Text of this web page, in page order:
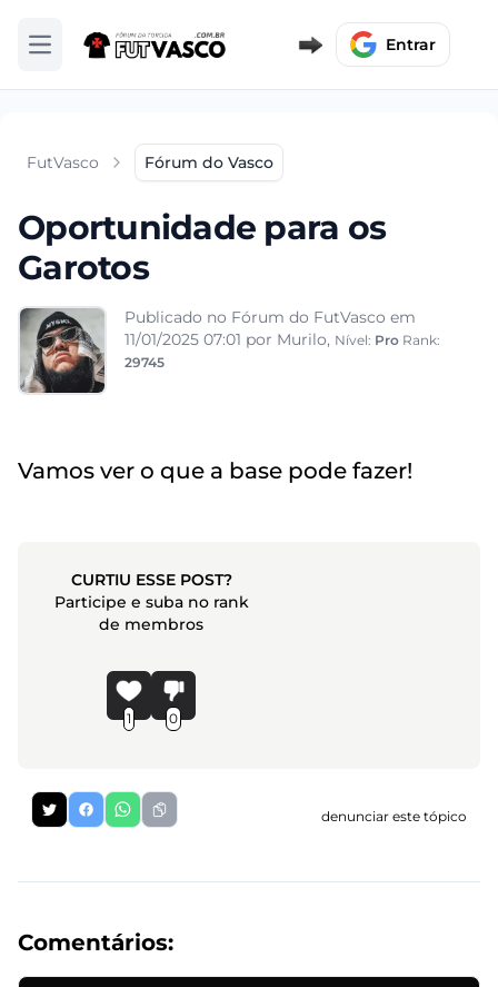
Abrir menu Entrar
FutVasco Fórum do Vasco
Oportunidade para os
Garotos
Publicado no Fórum do FutVasco em
11/01/2025 07:01 por Murilo, Nível: Pro Rank:
29745
Vamos ver o que a base pode fazer!
CURTIU ESSE POST?
Participe e suba no rank
de membros
1 0
denunciar este tópico
Comentários: